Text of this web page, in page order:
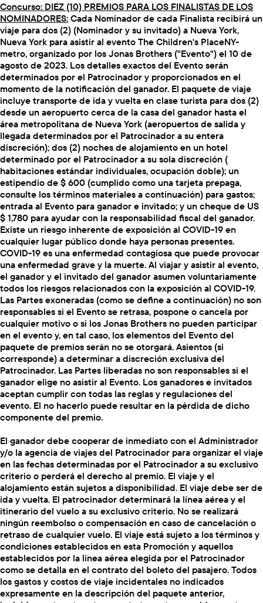
Concurso: DIEZ (10) PREMIOS PARA LOS FINALISTAS DE LOS
NOMINADORES: Cada Nominador de cada Finalista recibirá un
viaje para dos (2) (Nominador y su invitado) a Nueva York,
Nueva York para asistir al evento The Children's PlaceNY-
metro, organizado por los Jonas Brothers ("Evento") el 10 de
agosto de 2023. Los detalles exactos del Evento serán
determinados por el Patrocinador y proporcionados en el
momento de la notificación del ganador. El paquete de viaje
incluye transporte de ida y vuelta en clase turista para dos (2)
desde un aeropuerto cerca de la casa del ganador hasta el
área metropolitana de Nueva York (aeropuertos de salida y
llegada determinados por el Patrocinador a su entera
discreción); dos (2) noches de alojamiento en un hotel
determinado por el Patrocinador a su sola discreción (
habitaciones estándar individuales, ocupación doble); un
estipendio de $ 600 (cumplido como una tarjeta prepaga,
consulte los términos materiales a continuación) para gastos;
entrada al Evento para ganador e invitado; y un cheque de US
$ 1,780 para ayudar con la responsabilidad fiscal del ganador.
Existe un riesgo inherente de exposición al COVID-19 en
cualquier lugar público donde haya personas presentes.
COVID-19 es una enfermedad contagiosa que puede provocar
una enfermedad grave y la muerte. Al viajar y asistir al evento,
el ganador y el invitado del ganador asumen voluntariamente
todos los riesgos relacionados con la exposición al COVID-19.
Las Partes exoneradas (como se define a continuación) no son
responsables si el Evento se retrasa, pospone o cancela por
cualquier motivo o si los Jonas Brothers no pueden participar
en el evento y, en tal caso, los elementos del Evento del
paquete de premios serán no se otorgará. Asientos (si
corresponde) a determinar a discreción exclusiva del
Patrocinador. Las Partes liberadas no son responsables si el
ganador elige no asistir al Evento. Los ganadores e invitados
aceptan cumplir con todas las reglas y regulaciones del
evento. El no hacerlo puede resultar en la pérdida de dicho
componente del premio.
El ganador debe cooperar de inmediato con el Administrador
y/o la agencia de viajes del Patrocinador para organizar el viaje
en las fechas determinadas por el Patrocinador a su exclusivo
criterio o perderá el derecho al premio. El viaje y el
alojamiento están sujetos a disponibilidad. El viaje debe ser de
ida y vuelta. El patrocinador determinará la línea aérea y el
itinerario del vuelo a su exclusivo criterio. No se realizará
ningún reembolso o compensación en caso de cancelación o
retraso de cualquier vuelo. El viaje está sujeto a los términos y
condiciones establecidos en esta Promoción y aquellos
establecidos por la línea aérea elegida por el Patrocinador
como se detalla en el contrato del boleto del pasajero. Todos
los gastos y costos de viaje incidentales no indicados
expresamente en la descripción del paquete anterior,